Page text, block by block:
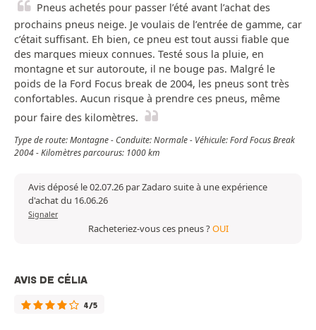
Pneus achetés pour passer l’été avant l’achat des
prochains pneus neige. Je voulais de l’entrée de gamme, car
c’était suffisant. Eh bien, ce pneu est tout aussi fiable que
des marques mieux connues. Testé sous la pluie, en
montagne et sur autoroute, il ne bouge pas. Malgré le
poids de la Ford Focus break de 2004, les pneus sont très
confortables. Aucun risque à prendre ces pneus, même
pour faire des kilomètres.
Type de route: Montagne - Conduite: Normale - Véhicule: Ford Focus Break
2004 - Kilomètres parcourus: 1000 km
Avis déposé le 02.07.26 par Zadaro suite à une expérience
d'achat du 16.06.26
Signaler
Racheteriez-vous ces pneus ?OUI
AVIS DE CÉLIA
4/5